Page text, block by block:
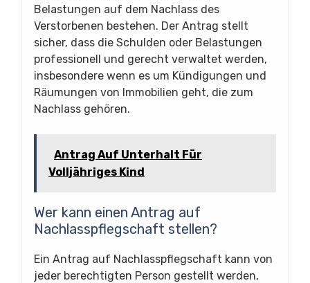
Belastungen auf dem Nachlass des
Verstorbenen bestehen. Der Antrag stellt
sicher, dass die Schulden oder Belastungen
professionell und gerecht verwaltet werden,
insbesondere wenn es um Kündigungen und
Räumungen von Immobilien geht, die zum
Nachlass gehören.
Antrag Auf Unterhalt Für
Volljähriges Kind
Wer kann einen Antrag auf
Nachlasspflegschaft stellen?
Ein Antrag auf Nachlasspflegschaft kann von
jeder berechtigten Person gestellt werden,